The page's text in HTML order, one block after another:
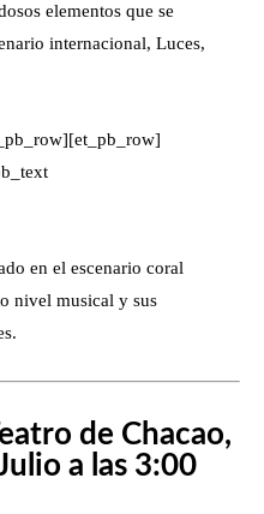
elementos que se
internacional, Luces,
en el escenario coral
nivel musical y sus
de Chacao,
a las 3:00